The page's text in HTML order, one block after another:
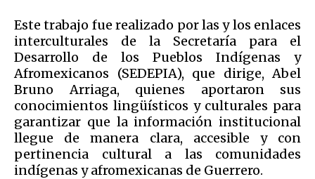
Este trabajo fue realizado por las y los enlaces
interculturales de la Secretaría para el
Desarrollo de los Pueblos Indígenas y
Afromexicanos (SEDEPIA), que dirige, Abel
Bruno Arriaga, quienes aportaron sus
conocimientos lingüísticos y culturales para
garantizar que la información institucional
llegue de manera clara, accesible y con
pertinencia cultural a las comunidades
indígenas y afromexicanas de Guerrero.